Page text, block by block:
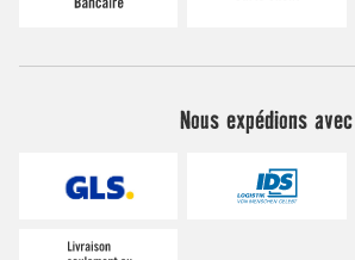
Nous expédions avec